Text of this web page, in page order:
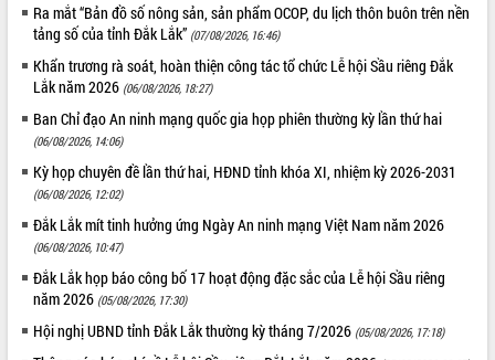
Khám bệnh, cấp phát thuốc miễn phí
và tặng quà người dân xã Cư Pui
Hội nghị UBND tỉnh Đắk Lắk thường kỳ
tháng 7/2026
Lễ truy tặng danh hiệu “Bà Mẹ Việt
Nam Anh hùng” và trao Huân chương
Lao động
UBND tỉnh Đắk Lắk triển khai nhiệm
vụ 6 tháng cuối năm 2026
Kỳ họp thứ Hai, Hội đồng nhân dân
ALBUM ẢNH
Ra mắt “Bản đồ số nông sản, sản phẩm OCOP, du lịch thôn buôn trên nền
tảng số của tỉnh Đắk Lắk” (07/08/2026, 16:46)
Khẩn trương rà soát, hoàn thiện công tác tổ chức Lễ hội Sầu riêng Đắk
Lắk năm 2026 (06/08/2026, 18:27)
Ban Chỉ đạo An ninh mạng quốc gia họp phiên thường kỳ lần thứ hai
(06/08/2026, 14:06)
Kỳ họp chuyên đề lần thứ hai, HĐND tỉnh khóa XI, nhiệm kỳ 2026-2031
(06/08/2026, 12:02)
Đắk Lắk mít tinh hưởng ứng Ngày An ninh mạng Việt Nam năm 2026
(06/08/2026, 10:47)
Đắk Lắk họp báo công bố 17 hoạt động đặc sắc của Lễ hội Sầu riêng
năm 2026 (05/08/2026, 17:30)
Hội nghị UBND tỉnh Đắk Lắk thường kỳ tháng 7/2026 (05/08/2026, 17:18)